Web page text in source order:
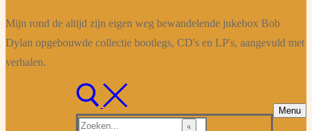
Mijn rond de altijd zijn eigen weg bewandelende jukebox Bob
Dylan opgebouwde collectie bootlegs, CD's en LP's, aangevuld met
verhalen.
Zoeken
Menu